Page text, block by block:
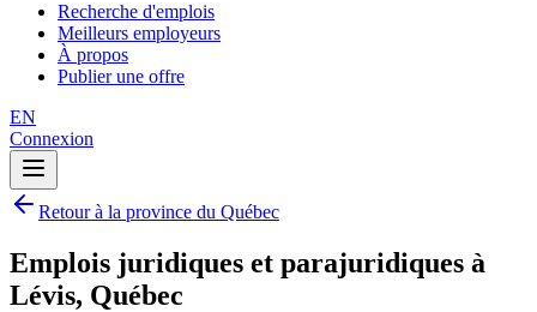
Recherche d'emplois
Meilleurs employeurs
À propos
Publier une offre
EN
Connexion
Retour à la province du Québec
Emplois juridiques et parajuridiques à
Lévis, Québec